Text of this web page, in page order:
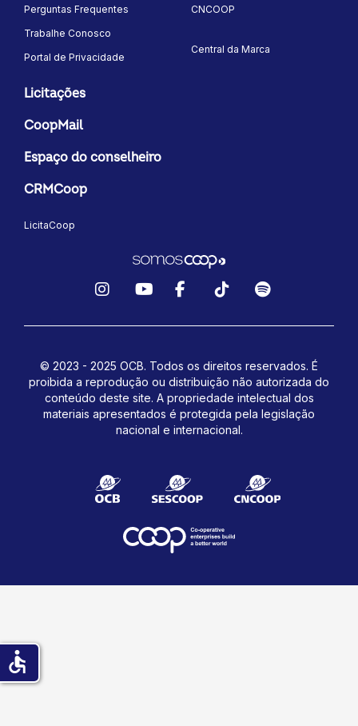
Perguntas Frequentes
Trabalhe Conosco
Portal de Privacidade
CNCOOP
Central da Marca
Licitações
CoopMail
Espaço do conselheiro
CRMCoop
LicitaCoop
© 2023 - 2025 OCB. Todos os direitos reservados. É
proibida a reprodução ou distribuição não autorizada do
conteúdo deste site. A propriedade intelectual dos
materiais apresentados é protegida pela legislação
nacional e internacional.
accessible